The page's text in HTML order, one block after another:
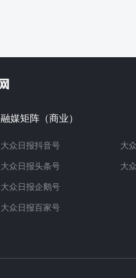
融媒矩阵（商业）
大众日报抖音号
大众日报头条号
大众日报企鹅号
大众日报百家号
大
大